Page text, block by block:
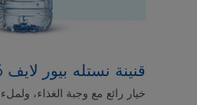
قنينة نستله بيور لايف 0.6 ليتر
خيار رائع مع وجبة الغذاء،